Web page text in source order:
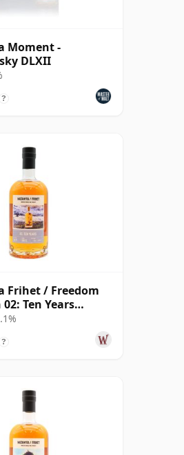
Moment -
DLXII
?
Frihet / Freedom
Ten Years
年
?